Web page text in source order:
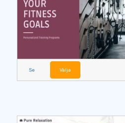
Se Välja